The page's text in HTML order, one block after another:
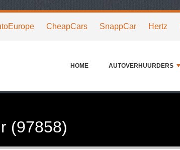
CheapCars SnappCar Hertz
HOME AUTOVERHUURDERS
(97858)